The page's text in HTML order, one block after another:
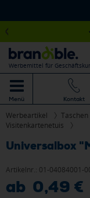
Werbemittel für
Menü Kontakt
Werbeartikel
Visitenkartenetuis
Universalbox
Artikelnr.: 01-04084001-
ab 0,49 €